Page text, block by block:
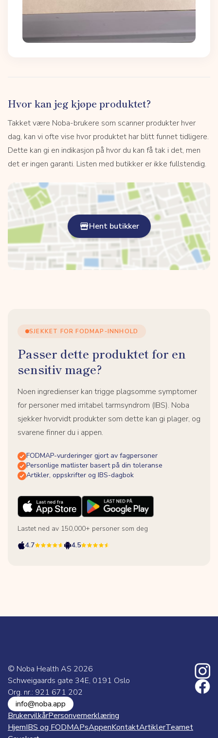
Hvor kan jeg kjøpe produktet?
Takket være Noba-brukere som scanner produkter hver
dag, kan vi ofte vise hvor produktet har blitt funnet tidligere.
Dette kan gi en indikasjon på hvor du kan få tak i det, men
det er ingen garanti. Listen med butikker er ikke fullstendig.
Hent butikker
SJEKKET FOR FODMAP-INNHOLD
Passer dette produktet for en
sensitiv mage?
Noen ingredienser kan trigge plagsomme symptomer
for personer med irritabel tarmsyndrom (IBS). Noba
sjekker hvorvidt produkter som dette kan gi plager, og
svarene finner du i appen.
FODMAP-vurderinger gjort av fagpersoner
Personlige matlister basert på din toleranse
Artikler, oppskrifter og IBS-dagbok
Lastet ned av 150,000+ personer som deg
4.7
4.5
© Noba Health AS 2026
Schweigaards gate 34E, 0191 Oslo
Org. nr.: 921 671 202
info@noba.app
BrukervilkårPersonvernerklæring
HjemIBS og FODMAPsAppenKontaktArtiklerTeamet